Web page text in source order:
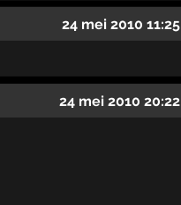
24 mei 2010 11:25
24 mei 2010 20:22